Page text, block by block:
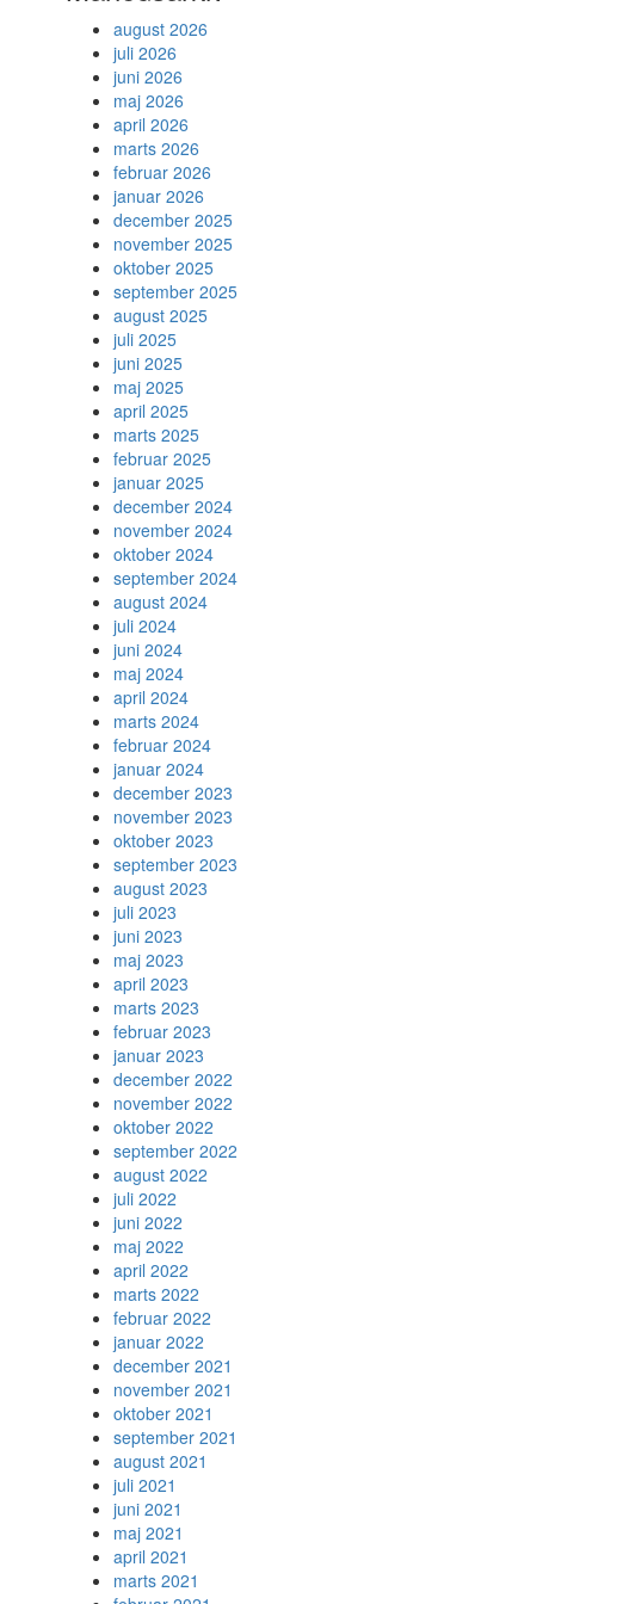
august 2026
juli 2026
juni 2026
maj 2026
april 2026
marts 2026
februar 2026
januar 2026
december 2025
november 2025
oktober 2025
september 2025
august 2025
juli 2025
juni 2025
maj 2025
april 2025
marts 2025
februar 2025
januar 2025
december 2024
november 2024
oktober 2024
september 2024
august 2024
juli 2024
juni 2024
maj 2024
april 2024
marts 2024
februar 2024
januar 2024
december 2023
november 2023
oktober 2023
september 2023
august 2023
juli 2023
juni 2023
maj 2023
april 2023
marts 2023
februar 2023
januar 2023
december 2022
november 2022
oktober 2022
september 2022
august 2022
juli 2022
juni 2022
maj 2022
april 2022
marts 2022
februar 2022
januar 2022
december 2021
november 2021
oktober 2021
september 2021
august 2021
juli 2021
juni 2021
maj 2021
april 2021
marts 2021